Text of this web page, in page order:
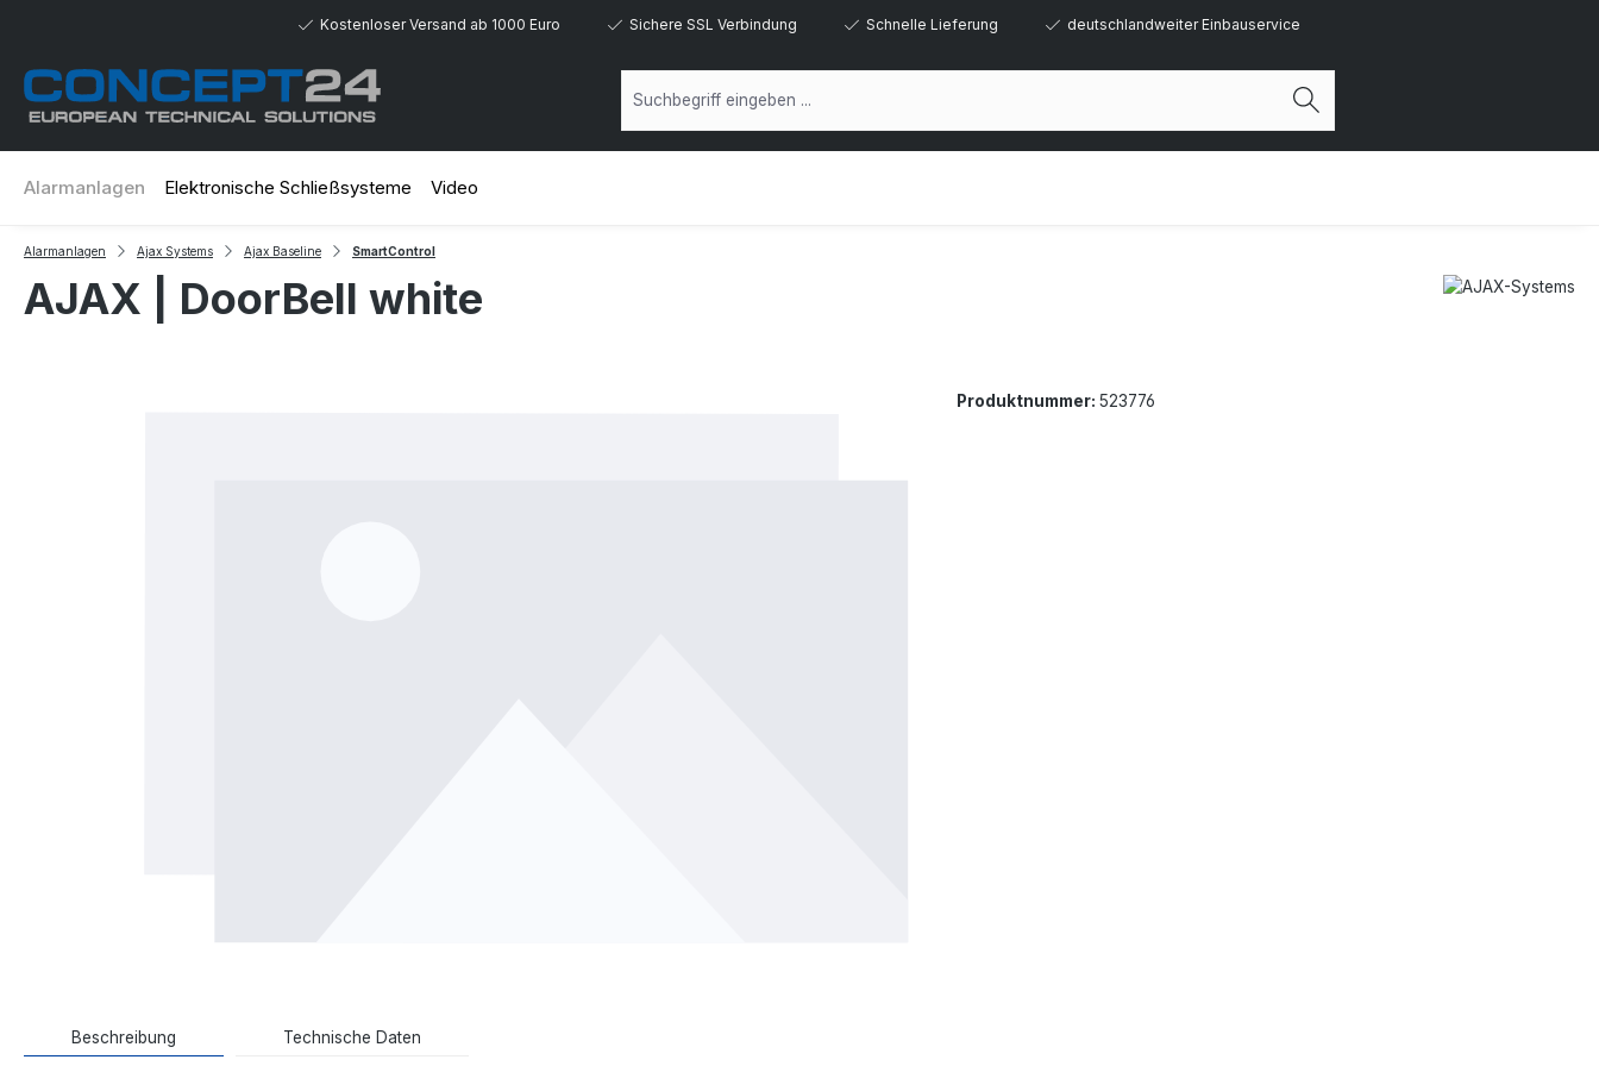
Kostenloser Versand ab 1000 Euro Sichere SSL Verbindung Schnelle Lieferung deutschlandweiter Einbauservice
Alarmanlagen Elektronische Schließsysteme Video
Alarmanlagen Ajax Systems Ajax Baseline SmartControl
AJAX | DoorBell white
Produktnummer: 523776
Beschreibung
Technische Daten